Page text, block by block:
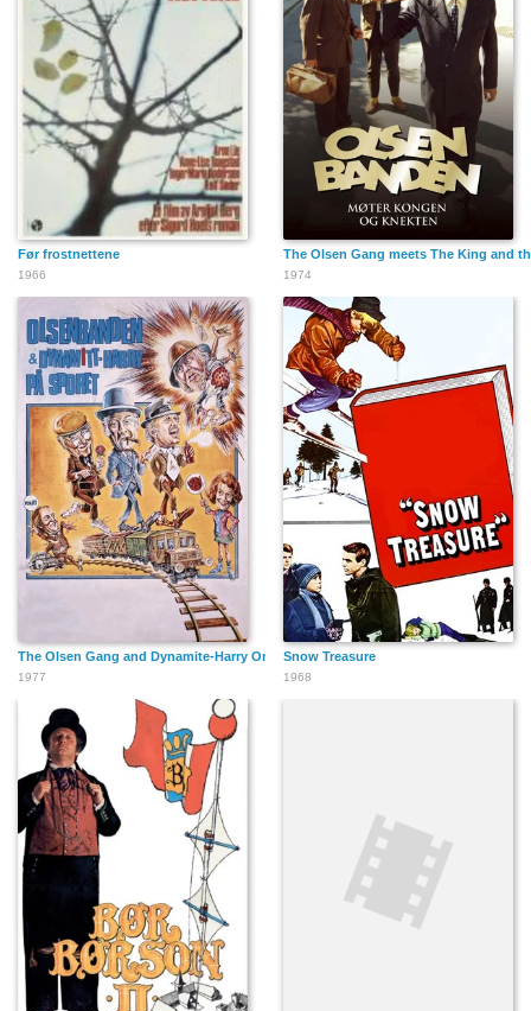
Før frostnettene
1966
The Olsen Gang meets The King and
1974
The Olsen Gang and Dynamite-Harry On The Trail
1977
Snow Treasure
1968